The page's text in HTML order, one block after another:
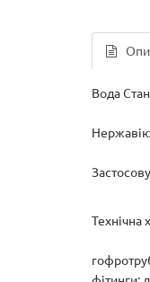
Вода
Технічна